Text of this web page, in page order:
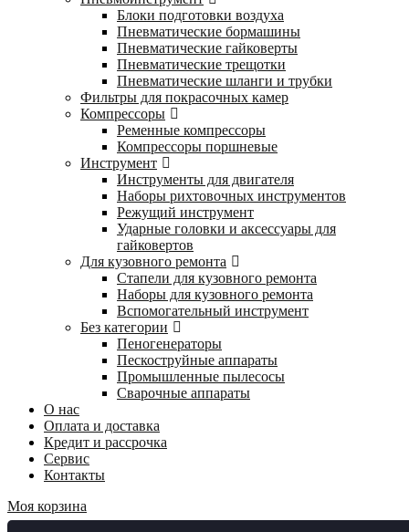
Блоки подготовки воздуха
Пневматические бормашины
Пневматические гайковерты
Пневматические трещотки
Пневматические шланги и трубки
Фильтры для покрасочных камер
Компрессоры
Ременные компрессоры
Компрессоры поршневые
Инструмент
Инструменты для двигателя
Наборы рихтовочных инструментов
Режущий инструмент
Ударные головки и аксессуары для
гайковертов
Для кузовного ремонта
Стапели для кузовного ремонта
Наборы для кузовного ремонта
Вспомогательный инструмент
Без категории
Пеногенераторы
Пескоструйные аппараты
Промышленные пылесосы
Сварочные аппараты
О нас
Оплата и доставка
Кредит и рассрочка
Сервис
Контакты
Моя корзина